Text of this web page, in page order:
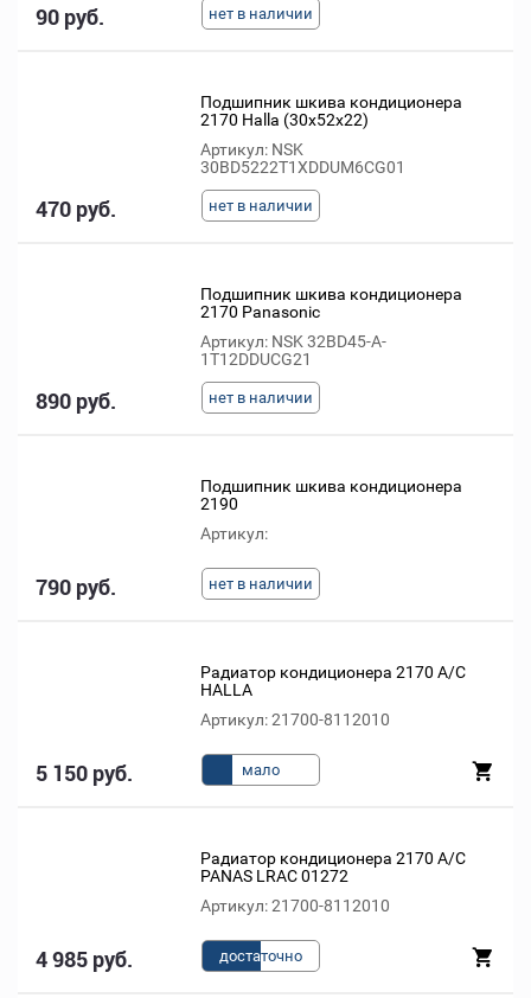
90 руб. нет в наличии
Подшипник шкива кондиционера
2170 Halla (30x52x22)
Артикул: NSK
30BD5222T1XDDUM6CG01
470 руб. нет в наличии
Подшипник шкива кондиционера
2170 Panasonic
Артикул: NSK 32BD45-A-
1T12DDUCG21
890 руб. нет в наличии
Подшипник шкива кондиционера
2190
Артикул:
790 руб. нет в наличии
Радиатор кондиционера 2170 A/C
HALLA
Артикул: 21700-8112010
5 150 руб. мало
Радиатор кондиционера 2170 A/C
PANAS LRAC 01272
Артикул: 21700-8112010
4 985 руб. достаточно